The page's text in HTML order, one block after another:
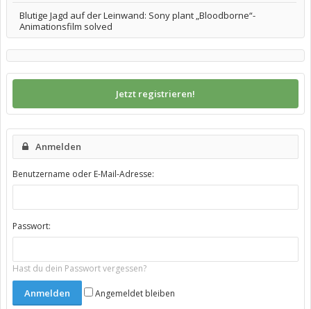
Blutige Jagd auf der Leinwand: Sony plant „Bloodborne“-
Animationsfilm solved
Jetzt registrieren!
Anmelden
Benutzername oder E-Mail-Adresse:
Passwort:
Hast du dein Passwort vergessen?
Angemeldet bleiben